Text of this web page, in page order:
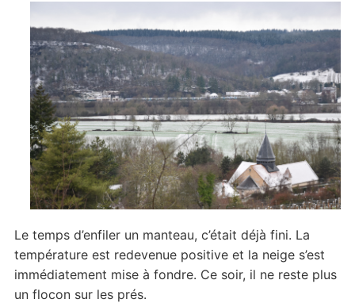
Le temps d’enfiler un manteau, c’était déjà fini. La
température est redevenue positive et la neige s’est
immédiatement mise à fondre. Ce soir, il ne reste plus
un flocon sur les prés.